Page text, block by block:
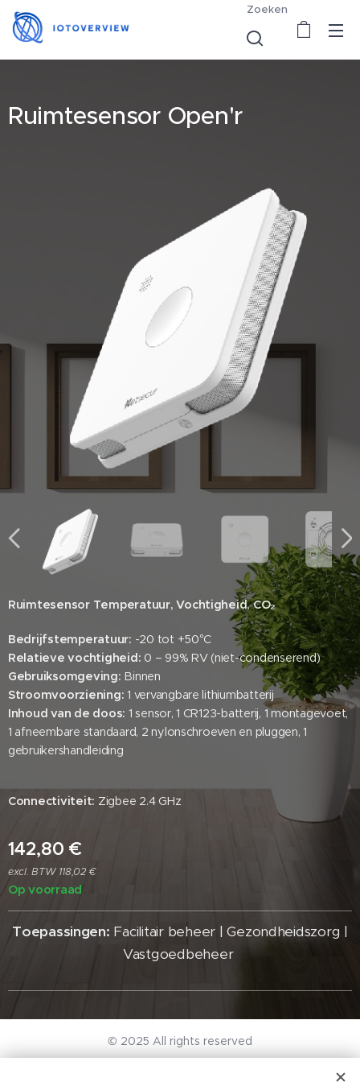
Zoeken
Ruimtesensor Open'r
Ruimtesensor Temperatuur, Vochtigheid, CO₂
Bedrijfstemperatuur: -20 tot +50°C
Relatieve vochtigheid: 0 – 99% RV (niet-condenserend)
Gebruiksomgeving: Binnen
Stroomvoorziening: 1 vervangbare lithiumbatterij
Inhoud van de doos: 1 sensor, 1 CR123-batterij, 1 montagevoet,
1 afneembare standaard, 2 nylonschroeven en pluggen, 1
gebruikershandleiding
Connectiviteit: Zigbee 2.4 GHz
142,80 €
excl. BTW 118,02 €
Op voorraad
Toepassingen: Facilitair beheer | Gezondheidszorg |
Vastgoedbeheer
© 2025 All rights reserved